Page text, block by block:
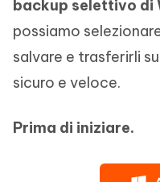
backup selettivo di
possiamo
salvare e trasferirli
sicuro e veloce.
Prima di iniziare.